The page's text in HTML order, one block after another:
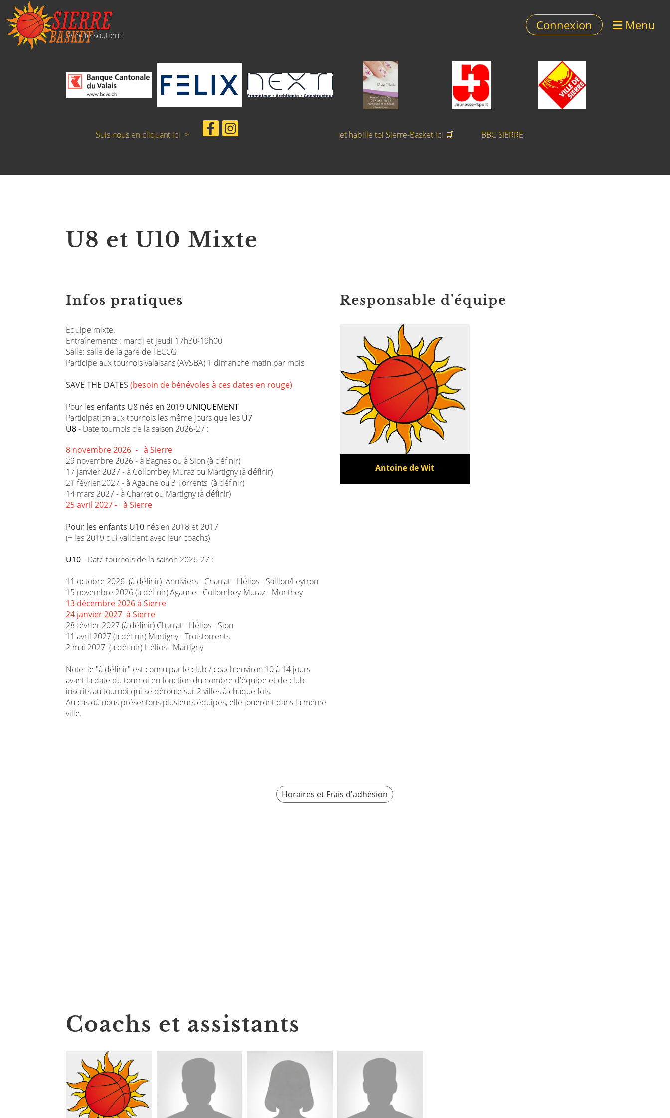
Connexion Menu
Avec le soutien :
Suis nous en cliquant ici > et habille toi Sierre-Basket ici 🛒 BBC SIERRE
U8 et U10 Mixte
Infos pratiques Responsable d'équipe
Equipe mixte.
Entraînements : mardi et jeudi 17h30-19h00
Salle: salle de la gare de l'ECCG
Participe aux tournois valaisans (AVSBA) 1 dimanche matin par mois
SAVE THE DATES (besoin de bénévoles à ces dates en rouge)
Pour les enfants U8 nés en 2019 UNIQUEMENT
Participation aux tournois les même jours que les U7
U8- Date tournois de la saison 2026-27 :
8 novembre 2026 - à Sierre
29 novembre 2026 - à Bagnes ou à Sion (à définir)
17 janvier 2027 - à Collombey Muraz ou Martigny (à définir)
21 février 2027 - à Agaune ou 3 Torrents (à définir)
14 mars 2027 - à Charrat ou Martigny (à définir)
25 avril 2027 - à Sierre
Pour les enfants U10 nés en 2018 et 2017
(+ les 2019 qui valident avec leur coachs)
U10- Date tournois de la saison 2026-27 :
11 octobre 2026 (à définir) Anniviers - Charrat - Hélios - Saillon/Leytron
15 novembre 2026 (à définir) Agaune - Collombey-Muraz - Monthey
13 décembre 2026 à Sierre
24 janvier 2027 à Sierre
28 février 2027 (à définir) Charrat - Hélios - Sion
11 avril 2027 (à définir) Martigny - Troistorrents
2 mai 2027 (à définir) Hélios - Martigny
Note: le "à définir" est connu par le club / coach environ 10 à 14 jours
avant la date du tournoi en fonction du nombre d'équipe et de club
inscrits au tournoi qui se déroule sur 2 villes à chaque fois.
Au cas où nous présentons plusieurs équipes, elle joueront dans la même
ville.
Antoine de Wit
Horaires et Frais d'adhésion
Coachs et assistants